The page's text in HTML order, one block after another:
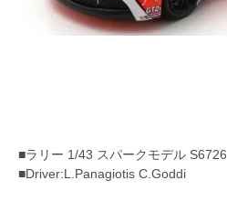
■ラリー 1/43 スパークモデル S6726
■Driver:L.Panagiotis C.Goddi